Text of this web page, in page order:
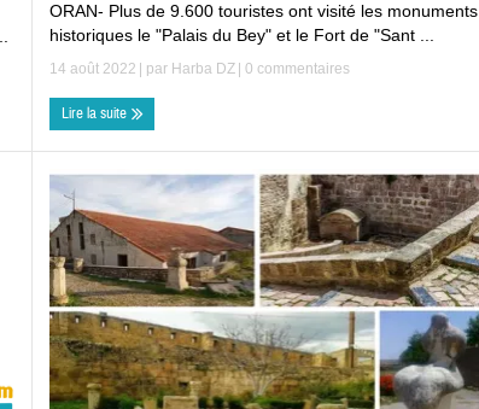
ORAN- Plus de 9.600 touristes ont visité les monuments
historiques le "Palais du Bey" et le Fort de "Sant ...
14 août 2022 | par Harba DZ 0 commentaires
Lire la suite